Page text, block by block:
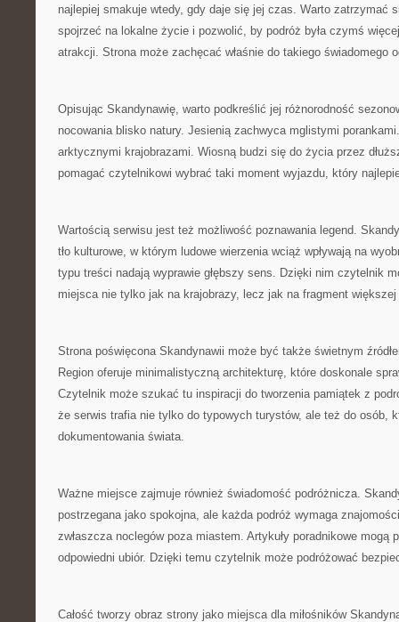
najlepiej smakuje wtedy, gdy daje się jej czas. Warto zatrzymać
spojrzeć na lokalne życie i pozwolić, by podróż była czymś
atrakcji. Strona może zachęcać właśnie do takiego świadomego
Opisując Skandynawię, warto podkreślić jej różnorodność
nocowania blisko natury. Jesienią zachwyca mglistymi
arktycznymi krajobrazami. Wiosną budzi się do życia przez
pomagać czytelnikowi wybrać taki moment wyjazdu, który
Wartością serwisu jest też możliwość poznawania legend.
tło kulturowe, w którym ludowe wierzenia wciąż wpływają na
typu treści nadają wyprawie głębszy sens. Dzięki nim czytelnik
miejsca nie tylko jak na krajobrazy, lecz jak na fragment
Strona poświęcona Skandynawii może być także świetnym
Region oferuje minimalistyczną architekturę, które doskonale
Czytelnik może szukać tu inspiracji do tworzenia pamiątek z
że serwis trafia nie tylko do typowych turystów, ale też do osób,
dokumentowania świata.
Ważne miejsce zajmuje również świadomość podróżnicza.
postrzegana jako spokojna, ale każda podróż wymaga
zwłaszcza noclegów poza miastem. Artykuły poradnikowe mogą
odpowiedni ubiór. Dzięki temu czytelnik może podróżować
Całość tworzy obraz strony jako miejsca dla miłośników